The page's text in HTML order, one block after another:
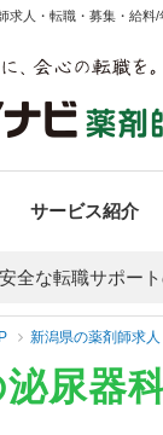
求人・転職・募集・給料
サービス紹介
全な転職サポート
新潟県の薬剤師求人
尿器